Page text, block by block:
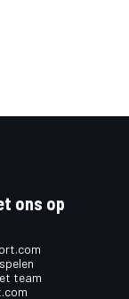
ons op
team